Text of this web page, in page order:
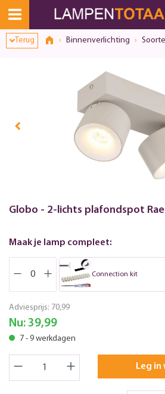
Terug Binnenverlichting
Globo - 2-lichts plafondspot
Maak je lamp compleet:
Connection kit
Adviesprijs: 70,99
Nu: 39,99
7 - 9 werkdagen
Leg